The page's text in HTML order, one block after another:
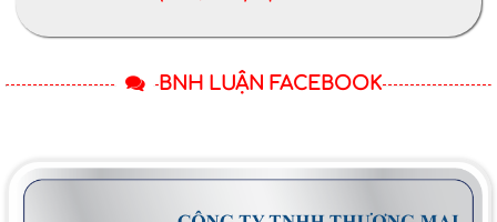
BNH LUẬN FACEBOOK